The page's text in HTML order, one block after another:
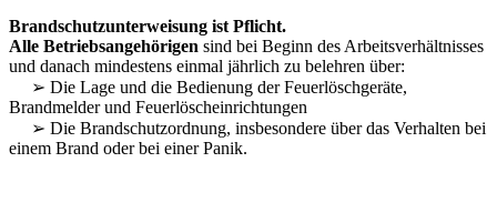
Brandschutzunterweisung ist Pflicht.
Alle Betriebsangehörigen sind bei Beginn des Arbeitsverhältnisses
und danach mindestens einmal jährlich zu belehren über:
➢ Die Lage und die Bedienung der Feuerlöschgeräte,
Brandmelder und Feuerlöscheinrichtungen
➢ Die Brandschutzordnung, insbesondere über das Verhalten bei
einem Brand oder bei einer Panik.